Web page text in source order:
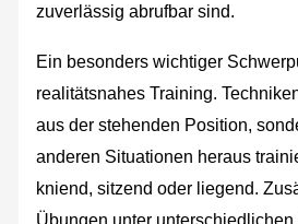
zuverlässig abrufbar sind.
Ein besonders wichtiger
realitätsnahes Training.
aus der stehenden Position,
anderen Situationen heraus
kniend, sitzend oder liegend.
Übungen unter